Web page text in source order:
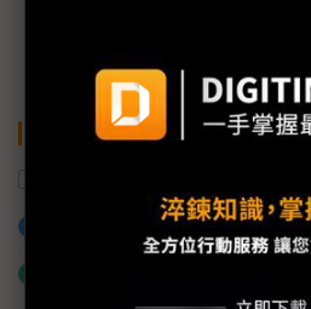
關鍵字
加入已選取到「關鍵字追蹤」